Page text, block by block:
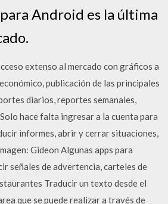
Android es la última
extenso al mercado con gráficos a
publicación de las principales
diarios, reportes semanales,
hace falta ingresar a la cuenta para
informes, abrir y cerrar situaciones,
Gideon Algunas apps para
señales de advertencia, carteles de
Traducir un texto desde el
que se puede realizar a través de